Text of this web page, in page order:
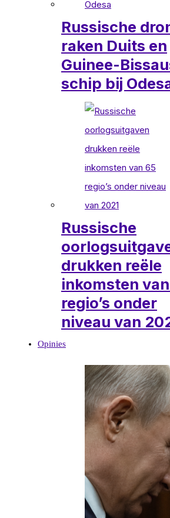
Russische
raken Duits en
Guinee-
schip bij
Russische
drukken reële
inkomsten
regio’s onder
niveau van
Opinies